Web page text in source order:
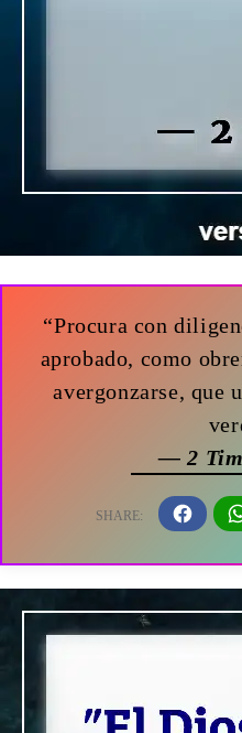
“Procura con
aprobado, como
avergonzarse, que
— 2